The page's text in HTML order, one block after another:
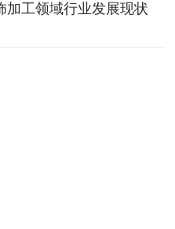
加工领域行业发展现状